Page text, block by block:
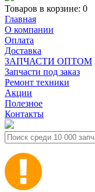
Товаров в корзине: 0
Главная
О компании
Оплата
Доставка
ЗАПЧАСТИ ОПТОМ
Запчасти под заказ
Ремонт техники
Акции
Полезное
Контакты